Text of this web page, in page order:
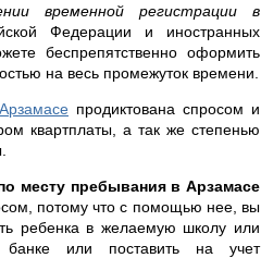
временной регистрации в
Федерации и иностранных
беспрепятственно оформить
на весь промежуток времени.
продиктована спросом и
квартплаты, а так же степенью
месту пребывания в Арзамасе
потому что с помощью нее, вы
ребенка в желаемую школу или
или поставить на учет